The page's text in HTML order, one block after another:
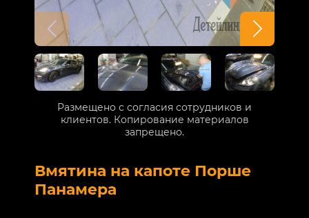
Вмятина на капоте Порше
Панамера
Размещено с согласия сотрудников и
клиентов. Копирование материалов
запрещено.